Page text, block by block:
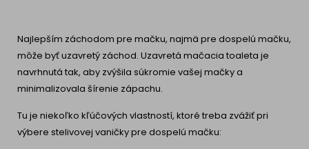
Najlepším záchodom pre mačku, najmä pre dospelú mačku,
môže byť uzavretý záchod. Uzavretá mačacia toaleta je
navrhnutá tak, aby zvýšila súkromie vašej mačky a
minimalizovala šírenie zápachu.
Tu je niekoľko kľúčových vlastností, ktoré treba zvážiť pri
výbere stelivovej vaničky pre dospelú mačku: